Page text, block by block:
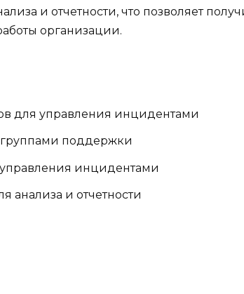
и отчетности, что позволяет
организации.
для управления инцидентами
поддержки
инцидентами
и отчетности